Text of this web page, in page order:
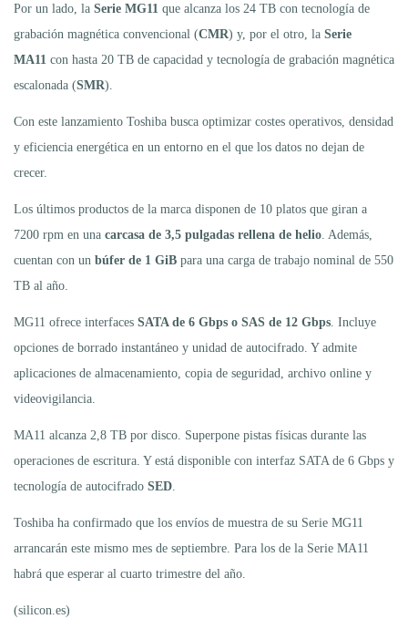
Por un lado, la Serie MG11 que alcanza los 24 TB con tecnología de
grabación magnética convencional (CMR) y, por el otro, la Serie
MA11 con hasta 20 TB de capacidad y tecnología de grabación magnética
escalonada (SMR).
Con este lanzamiento Toshiba busca optimizar costes operativos, densidad
y eficiencia energética en un entorno en el que los datos no dejan de
crecer.
Los últimos productos de la marca disponen de 10 platos que giran a
7200 rpm en una carcasa de 3,5 pulgadas rellena de helio . Además,
cuentan con un búfer de 1 GiB para una carga de trabajo nominal de 550
TB al año.
MG11 ofrece interfaces SATA de 6 Gbps o SAS de 12 Gbps . Incluye
opciones de borrado instantáneo y unidad de autocifrado. Y admite
aplicaciones de almacenamiento, copia de seguridad, archivo online y
videovigilancia.
MA11 alcanza 2,8 TB por disco. Superpone pistas físicas durante las
operaciones de escritura. Y está disponible con interfaz SATA de 6 Gbps y
tecnología de autocifrado SED
Toshiba ha confirmado que los envíos de muestra de su Serie MG11
arrancarán este mismo mes de septiembre. Para los de la Serie MA11
habrá que esperar al cuarto trimestre del año.
(silicon.es)